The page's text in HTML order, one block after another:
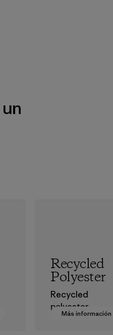
Más información
Recycled
Polyester
Recycled
polyester
decreases our